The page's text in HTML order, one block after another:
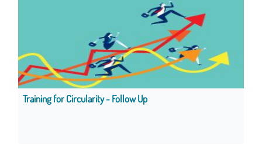
Training for Circularity - Follow Up